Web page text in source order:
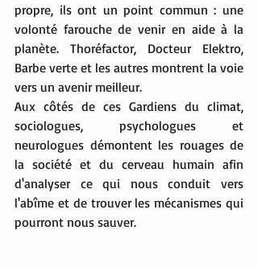
propre, ils ont un point commun : une
volonté farouche de venir en aide à la
planète. Thoréfactor, Docteur Elektro,
Barbe verte et les autres montrent la voie
vers un avenir meilleur.
Aux côtés de ces Gardiens du climat,
sociologues, psychologues et
neurologues démontent les rouages de
la société et du cerveau humain afin
d'analyser ce qui nous conduit vers
l'abîme et de trouver les mécanismes qui
pourront nous sauver.